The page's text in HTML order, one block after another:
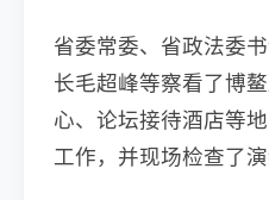
省委常委、省政法委
长毛超峰等察看了博
心、论坛接待酒店等
工作，并现场检查了演